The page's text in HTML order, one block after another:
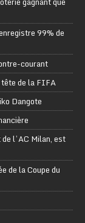
99% de
courant
de la FIFA
Dangote
l’AC Milan, est
de la Coupe du